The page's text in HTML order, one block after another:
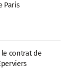
Paris
contrat de